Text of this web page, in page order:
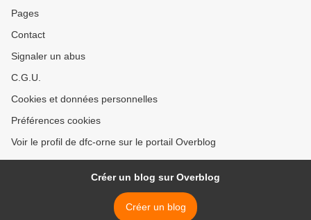
Pages
Contact
Signaler un abus
C.G.U.
Cookies et données personnelles
Préférences cookies
Voir le profil de dfc-orne sur le portail Overblog
Créer un blog sur Overblog
Créer un blog